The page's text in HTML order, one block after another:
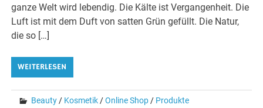
ganze Welt wird lebendig. Die Kälte ist Vergangenheit. Die
Luft ist mit dem Duft von satten Grün gefüllt. Die Natur,
die so […]
WEITERLESEN
Beauty/ Kosmetik/Online Shop/ Produkte